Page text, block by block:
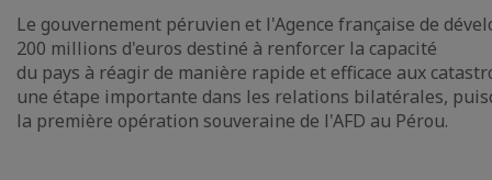
Le gouvernement péruvien et l'Agence française de
200 millions d'euros destiné à renforcer la capacité
du pays à réagir de manière rapide et efficace aux
une étape importante dans les relations bilatérales,
la première opération souveraine de l'AFD au Pérou.